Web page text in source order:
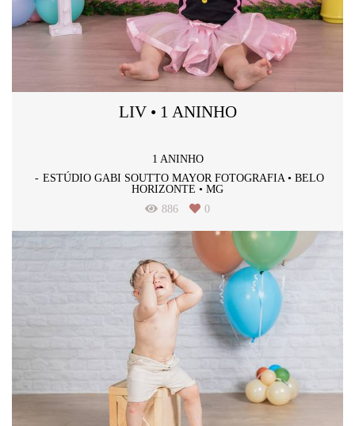
LIV • 1 ANINHO
1 ANINHO
ESTÚDIO GABI SOUTTO MAYOR FOTOGRAFIA • BELO
HORIZONTE • MG
886
0